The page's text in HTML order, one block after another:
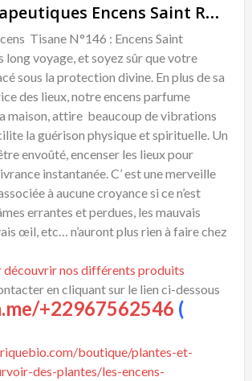
Effets thérapeutiques Encens Saint Raphaël
Tisane N°146 : Encens Saint
long voyage, et soyez sûr que votre
sous la protection divine. En plus de sa
des lieux, notre encens parfume
maison, attire beaucoup de vibrations
la guérison physique et spirituelle. Un
envoûté, encenser les lieux pour
instantanée. C’ est une merveille
à aucune croyance si ce n’est
errantes et perdues, les mauvais
œil, etc… n’auront plus rien à faire chez
découvrir nos différents produits
en cliquant sur le lien ci-dessous
+22967562546 (
boutique/plantes-et-
des-plantes/les-encens-